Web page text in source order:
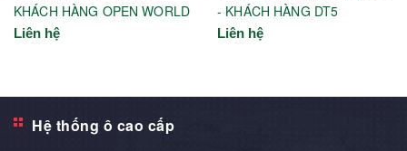
KHÁCH HÀNG OPEN WORLD
Liên hệ
- KHÁCH HÀNG DT5
Liên hệ
Hệ thống ô cao cấp